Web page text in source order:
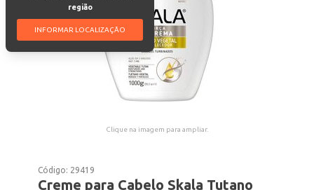
região
INFORMAR LOCALIZAÇÃO
Clique na imagem para ampliar.
Código: 29419
Creme para Cabelo Skala Tutano